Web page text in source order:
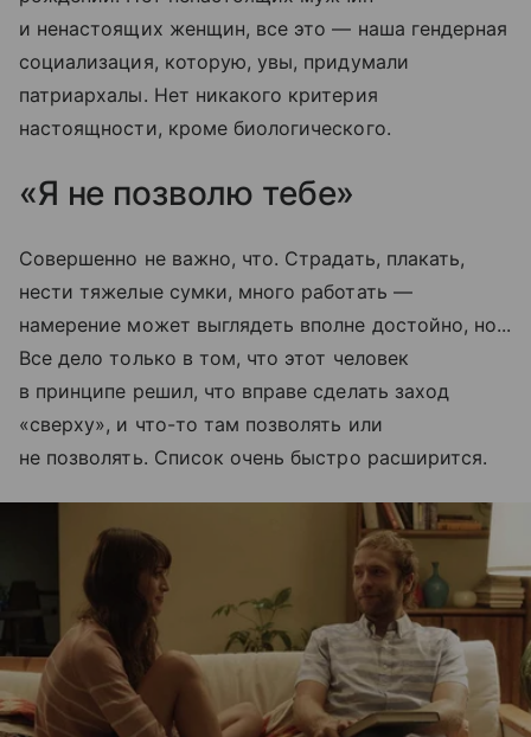
и ненастоящих женщин, все это — наша гендерная
социализация, которую, увы, придумали
патриархалы. Нет никакого критерия
настоящности, кроме биологического.
«Я не позволю тебе»
Совершенно не важно, что. Страдать, плакать,
нести тяжелые сумки, много работать —
намерение может выглядеть вполне достойно, но...
Все дело только в том, что этот человек
в принципе решил, что вправе сделать заход
«сверху», и что-то там позволять или
не позволять. Список очень быстро расширится.